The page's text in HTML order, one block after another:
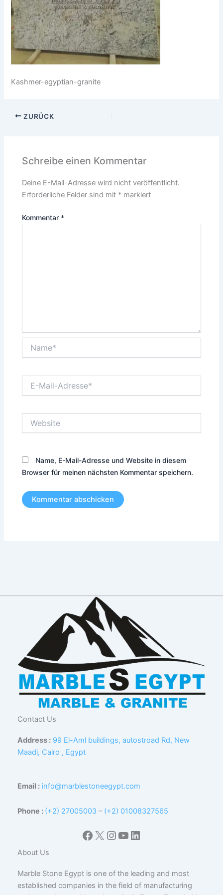
Kashmer-egyptian-granite
ZURÜCK
Schreibe einen Kommentar
Deine E-Mail-Adresse wird nicht veröffentlicht.
Erforderliche Felder sind mit * markiert
Kommentar *
Mail-
Name, E-Mail-Adresse und Website in diesem
Browser für meinen nächsten Kommentar speichern.
Contact Us
Address : 99 El-Aml buildings, autostroad Rd, New
Maadi, Cairo , Egypt
Email : info@marblestoneegypt.com
Phone : (+2) 27005003 – (+2) 01008327565
Facebook
X Instagram
YouTube
LinkedIn
About Us
Marble Stone Egypt is one of the leading and most
established companies in the field of manufacturing